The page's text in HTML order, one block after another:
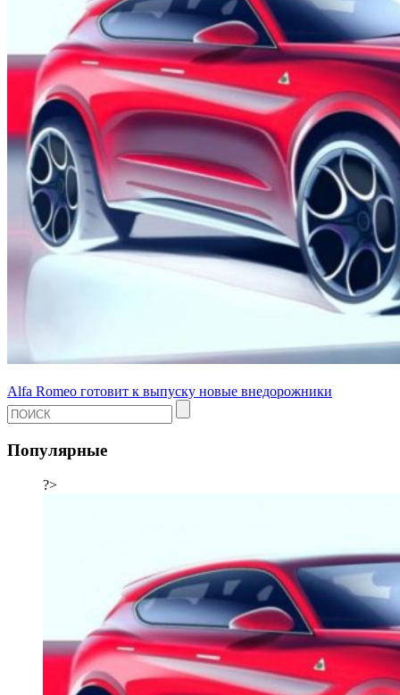
Alfa Romeo готовит к выпуску новые внедорожники
Популярные
?>